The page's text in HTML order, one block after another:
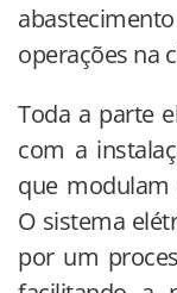
operações na
Toda a parte
com a
que
O sistema
por um